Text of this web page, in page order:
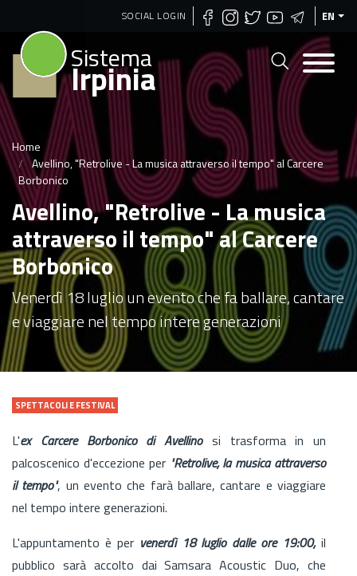
Skip
content
SOCIAL LOGIN EN
Sistema
Irpinia
Home
Avellino, "Retrolive - La musica attraverso il tempo" al Carcere
Borbonico
Avellino, "Retrolive - La musica
attraverso il tempo" al Carcere
Borbonico
Venerdì 18 luglio un evento che fa ballare, cantare
e viaggiare nel tempo intere generazioni
SPETTACOLI E FESTIVAL
L'ex Carcere Borbonico di Avellinosi trasforma in un
palcoscenico d'eccezione per "Retrolive, la musica attraverso
il tempo", un evento che farà ballare, cantare e viaggiare
nel tempo intere generazioni.
L'appuntamento è pervenerdì 18 luglio dalle ore 19:00,il
pubblico sarà accolto dai Samsara Acoustic Duo, che